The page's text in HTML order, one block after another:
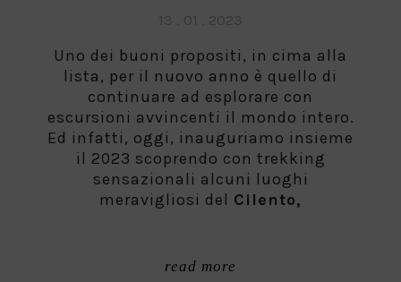
Uno dei buoni propositi, in cima alla
lista, per il nuovo anno è quello di
continuare ad esplorare con
escursioni avvincenti il mondo intero.
Ed infatti, oggi, inauguriamo insieme
il 2023 scoprendo con trekking
sensazionali alcuni luoghi
meravigliosi del Cilento,
read more